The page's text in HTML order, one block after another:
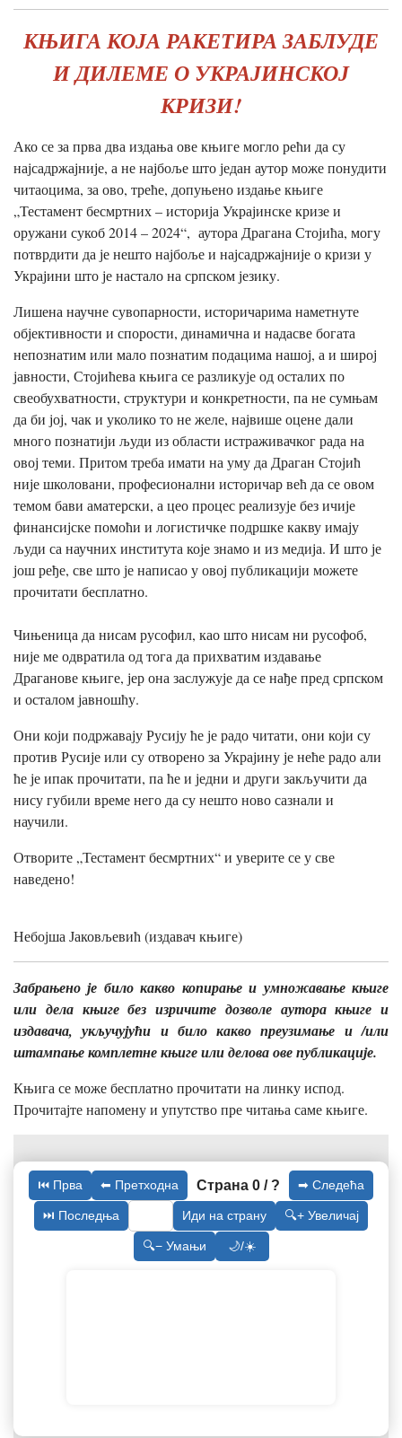
КЊИГА КОЈА РАКЕТИРА ЗАБЛУДЕ
И ДИЛЕМЕ О УКРАЈИНСКОЈ
КРИЗИ!
Ако се за прва два издања ове књиге могло рећи да су
најсадржајније, а не најбоље што један аутор може понудити
читаоцима, за ово, треће, допуњено издање књиге
„Тестамент бесмртних – историја Украјинске кризе и
оружани сукоб 2014 – 2024“, аутора Драгана Стојића, могу
потврдити да је нешто најбоље и најсадржајније о кризи у
Украјини што је настало на српском језику.
Лишена научне сувопарности, историчарима наметнуте
објективности и спорости, динамична и надасве богата
непознатим или мало познатим подацима нашој, а и широј
јавности, Стојићева књига се разликује од осталих по
свеобухватности, структури и конкретности, па не сумњам
да би јој, чак и уколико то не желе, највише оцене дали
много познатији људи из области истраживачког рада на
овој теми. Притом треба имати на уму да Драган Стојић
није школовани, професионални историчар већ да се овом
темом бави аматерски, а цео процес реализује без ичије
финансијске помоћи и логистичке подршке какву имају
људи са научних института које знамо и из медија. И што је
још ређе, све што је написао у овој публикацији можете
прочитати бесплатно.
Чињеница да нисам русофил, као што нисам ни русофоб,
није ме одвратила од тога да прихватим издавање
Драганове књиге, јер она заслужује да се нађе пред српском
и осталом јавношћу.
Они који подржавају Русију ће је радо читати, они који су
против Русије или су отворено за Украјину је неће радо али
ће је ипак прочитати, па ће и једни и други закључити да
нису губили време него да су нешто ново сазнали и
научили.
Отворите „Тестамент бесмртних“ и уверите се у све
наведено!
Небојша Јаковљевић (издавач књиге)
Забрањено је било какво копирање и умножавање књиге
или дела књиге без изричите дозволе аутора књиге и
издавача, укључујући и било какво преузимање и /или
штампање комплетне књиге или делова ове публикације.
Књига се може бесплатно прочитати на линку испод.
Прочитајте напомену и упутство пре читања саме књиге.
⏮ Прва ⬅ Претходна Страна 0 / ? ➡ Следећа
⏭ Последња Иди на страну 🔍+ Увеличај
🔍− Умањи 🌙/☀️